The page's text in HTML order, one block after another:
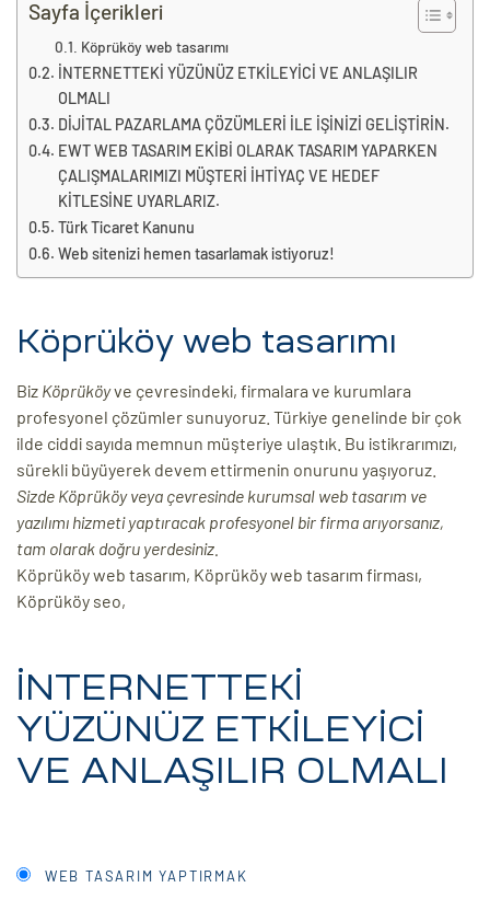
Sayfa İçerikleri
Köprüköy web tasarımı
İNTERNETTEKİ YÜZÜNÜZ ETKİLEYİCİ VE ANLAŞILIR
OLMALI
DİJİTAL PAZARLAMA ÇÖZÜMLERİ İLE İŞİNİZİ GELİŞTİRİN.
EWT WEB TASARIM EKİBİ OLARAK TASARIM YAPARKEN
ÇALIŞMALARIMIZI MÜŞTERİ İHTİYAÇ VE HEDEF
KİTLESİNE UYARLARIZ.
Türk Ticaret Kanunu
Web sitenizi hemen tasarlamak istiyoruz!
Köprüköy web tasarımı
Biz Köprüköyve çevresindeki, firmalara ve kurumlara
profesyonel çözümler sunuyoruz. Türkiye genelinde bir çok
ilde ciddi sayıda memnun müşteriye ulaştık. Bu istikrarımızı,
sürekli büyüyerek devem ettirmenin onurunu yaşıyoruz.
Sizde Köprüköy veya çevresinde kurumsal web tasarım ve
yazılımı hizmeti yaptıracak profesyonel bir firma arıyorsanız,
tam olarak doğru yerdesiniz.
Köprüköy web tasarım, Köprüköy web tasarım firması,
Köprüköy seo,
İNTERNETTEKİ
YÜZÜNÜZ ETKİLEYİCİ
VE ANLAŞILIR OLMALI
WEB TASARIM YAPTIRMAK